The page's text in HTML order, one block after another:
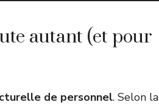
autant (et pour
de personnel. Selon la